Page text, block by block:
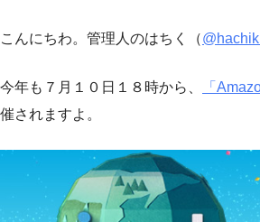
こんにちわ。管理人のはちく（
今年も７月１０日１８時から、 「
催されますよ。